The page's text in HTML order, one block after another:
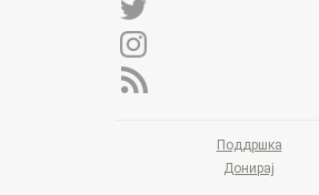
Поддршка
Донирај